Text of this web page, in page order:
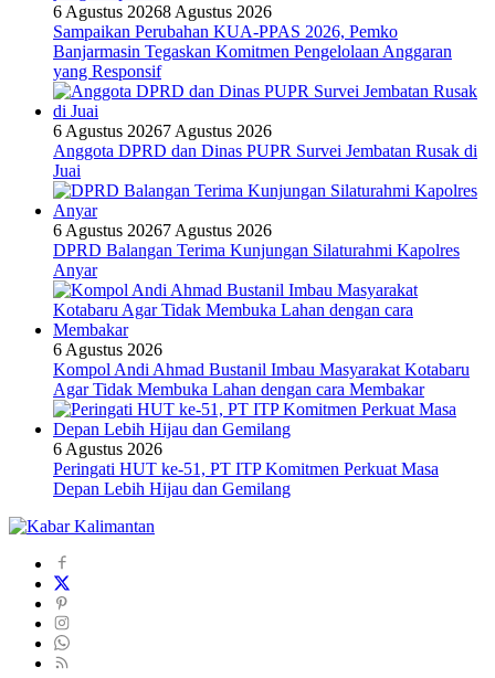
6 Agustus 20268 Agustus 2026
Sampaikan Perubahan KUA-PPAS 2026, Pemko
Banjarmasin Tegaskan Komitmen Pengelolaan Anggaran
yang Responsif
6 Agustus 20267 Agustus 2026
Anggota DPRD dan Dinas PUPR Survei Jembatan Rusak di
Juai
6 Agustus 20267 Agustus 2026
DPRD Balangan Terima Kunjungan Silaturahmi Kapolres
Anyar
6 Agustus 2026
Kompol Andi Ahmad Bustanil Imbau Masyarakat Kotabaru
Agar Tidak Membuka Lahan dengan cara Membakar
6 Agustus 2026
Peringati HUT ke-51, PT ITP Komitmen Perkuat Masa
Depan Lebih Hijau dan Gemilang